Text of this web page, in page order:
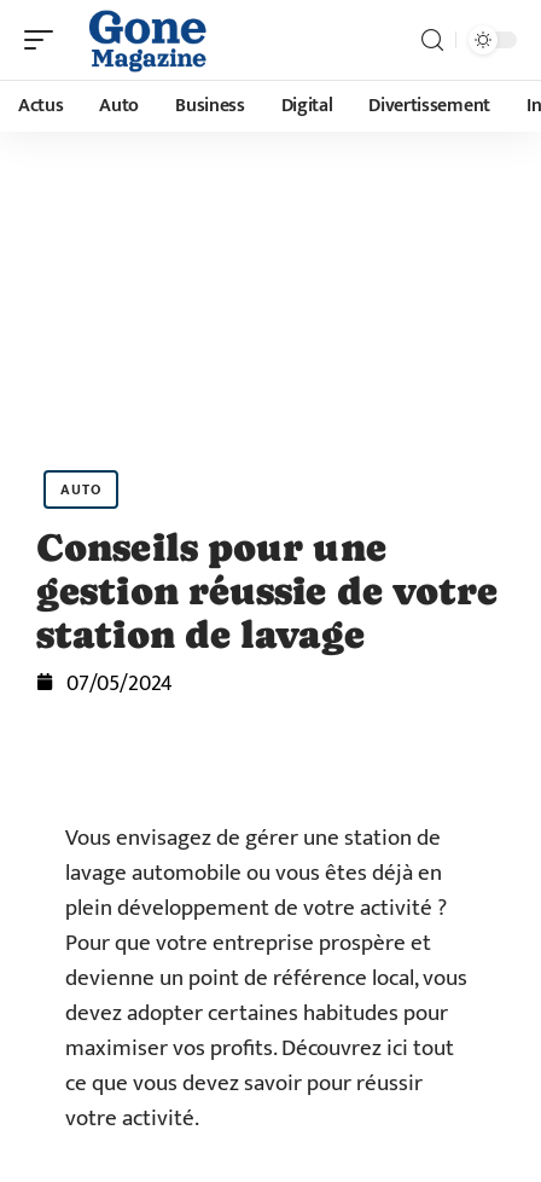
Actus Auto Business Digital Divertissement
AUTO
Conseils pour une
gestion réussie de votre
station de lavage
07/05/2024
Vous envisagez de gérer une station de
lavage automobile ou vous êtes déjà en
plein développement de votre activité ?
Pour que votre entreprise prospère et
devienne un point de référence local, vous
devez adopter certaines habitudes pour
maximiser vos profits. Découvrez ici tout
ce que vous devez savoir pour réussir
votre activité.